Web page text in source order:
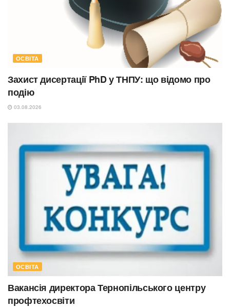
ОСВІТА
Захист дисертації PhD у ТНПУ: що відомо про
подію
03.08.2026
ОСВІТА
Вакансія директора Тернопільського центру
профтехосвіти